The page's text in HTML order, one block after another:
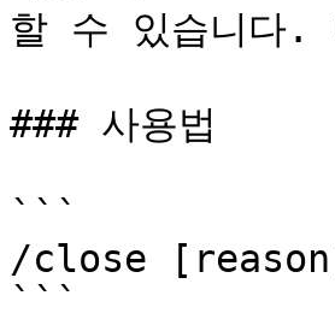
할 수 있습니다.
### 사용법
```
/close
```